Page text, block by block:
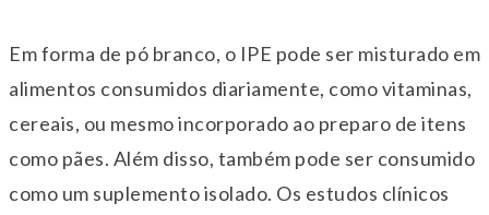
Em forma de pó branco, o IPE pode ser misturado em
alimentos consumidos diariamente, como vitaminas,
cereais, ou mesmo incorporado ao preparo de itens
como pães. Além disso, também pode ser consumido
como um suplemento isolado. Os estudos clínicos